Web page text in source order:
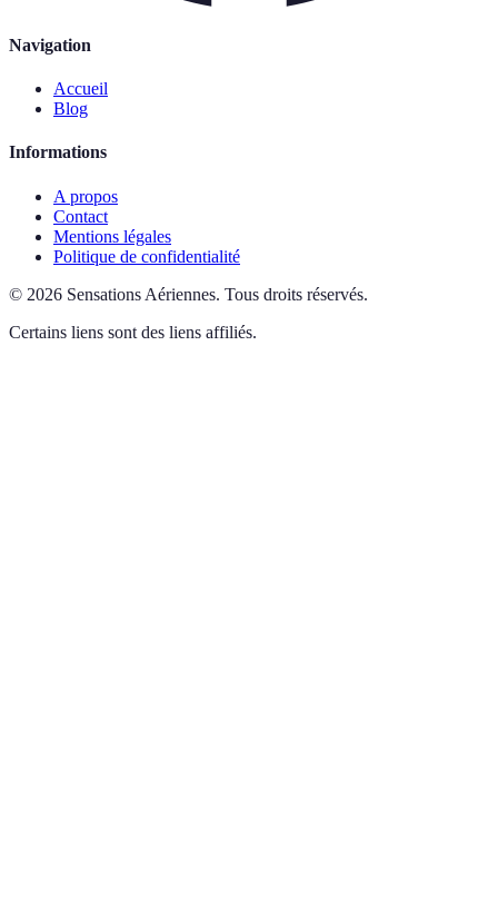
Navigation
Accueil
Blog
Informations
A propos
Contact
Mentions légales
Politique de confidentialité
© 2026 Sensations Aériennes. Tous droits réservés.
Certains liens sont des liens affiliés.